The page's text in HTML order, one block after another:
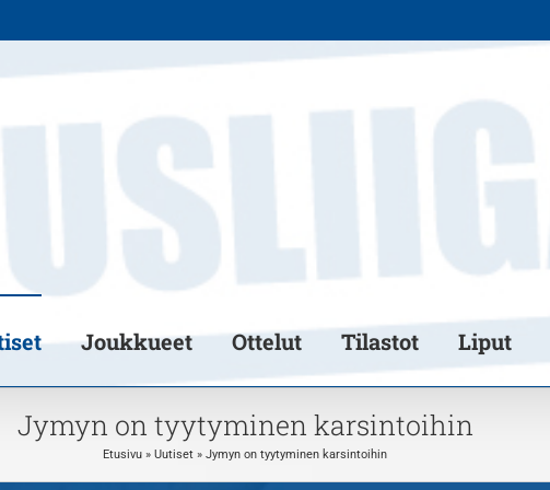
Joukkueet Ottelut Tilastot Liput
Jymyn on tyytyminen karsintoihin
Etusivu » Uutiset » Jymyn on tyytyminen karsintoihin